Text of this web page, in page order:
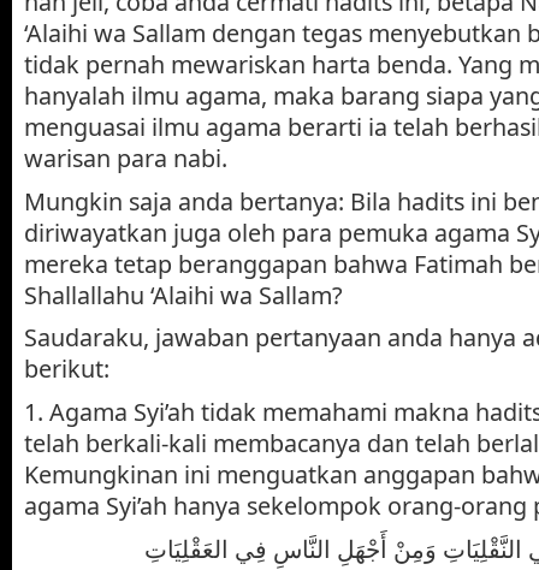
‘Alaihi wa Sallam dengan tegas menyebutkan
tidak pernah mewariskan harta benda. Yang
hanyalah ilmu agama, maka barang siapa
menguasai ilmu agama berarti ia telah
warisan para nabi.
Mungkin saja anda bertanya: Bila hadits ini
diriwayatkan juga oleh para pemuka agama
mereka tetap beranggapan bahwa Fatimah
Shallallahu ‘Alaihi wa Sallam?
Saudaraku, jawaban pertanyaan anda hanya
berikut:
1. Agama Syi’ah tidak memahami makna
telah berkali-kali membacanya dan telah
Kemungkinan ini menguatkan anggapan
agama Syi’ah hanya sekelompok orang-orang
وَمِنْ أَجْهَلِ النَّاسِ فِي العَقْلِيَاتِ